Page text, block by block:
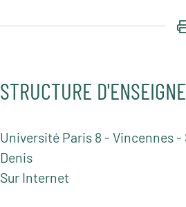
STRUCTURE
Université Paris 8 - Vincennes -
Denis
Sur Internet